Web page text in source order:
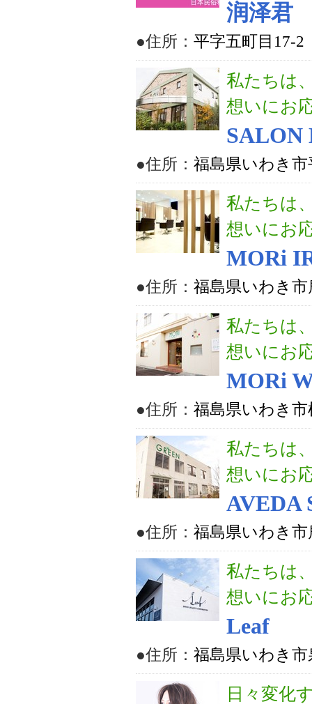
润泽君
●住所： 平字五町目17-2
私たちは
想いにお
SALON
●住所： 福島県いわき市
私たちは
想いにお
MORi
●住所： 福島県いわき
私たちは
想いにお
MORi
●住所： 福島県いわき市
私たちは
想いにお
AVEDA
●住所： 福島県いわき市
私たちは
想いにお
Leaf
●住所： 福島県いわき市
日々変化